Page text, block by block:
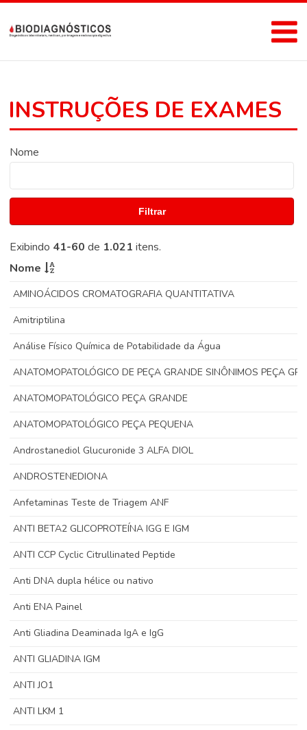
INSTRUÇÕES DE EXAMES
Nome
Filtrar
Exibindo 41-60 de 1.021 itens.
Nome
AMINOÁCIDOS CROMATOGRAFIA QUANTITATIVA
Amitriptilina
Análise Físico Química de Potabilidade da Água
ANATOMOPATOLÓGICO DE PEÇA GRANDE SINÔNIMOS PEÇA
ANATOMOPATOLÓGICO PEÇA GRANDE
ANATOMOPATOLÓGICO PEÇA PEQUENA
Androstanediol Glucuronide 3 ALFA DIOL
ANDROSTENEDIONA
Anfetaminas Teste de Triagem ANF
ANTI BETA2 GLICOPROTEÍNA IGG E IGM
ANTI CCP Cyclic Citrullinated Peptide
Anti DNA dupla hélice ou nativo
Anti ENA Painel
Anti Gliadina Deaminada IgA e IgG
ANTI GLIADINA IGM
ANTI JO1
ANTI LKM 1